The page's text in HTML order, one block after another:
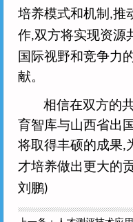
培养模式和机制 ,推
作,双方将实现资源
国际视野和竞争力
献。
相信在双方的
育智库与山西省出
将取得丰硕的成果,
才培养做出更大的
刘鹏)